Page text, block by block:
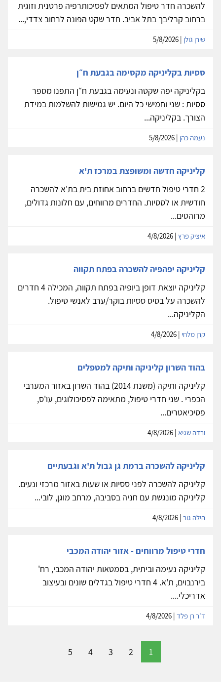
להשכרה חדר טיפול המתאים לפסיכותרפיה פרטנית וזוגית
ברחוב קרליבך בתל אביב. חדר שקט הפונה לרחוב צדדי,...
שירן גולן
ססיות בקליניקה מקסימה בגבעת ח״ן
בקליניקה יפה שקטה ונעימה בגבעת ח״ן התפנו מספר
ססיות : שני וחמישי כל היום. יש גמישות להשלמות במידת
הצורך. בקליניקה...
נעמה כהן
קליניקה חדשה ומשופצת במרכז ת'א
2 חדרי טיפול חדשים ברחוב אחוזת בית בת'א להשכרה
חודשית או לססיות. החדרים מרווחים, עם חלונות גדולים,
מרוהטים...
איציק פרץ
קליניקה יפהפיה להשכרה בפתח תקווה
קליניקה יוצאת דופן ביופיה בפתח תקווה, המכילה 4 חדרים
להשכרה על בסיס ססיות בוקר/ערב לאנשי טיפול.
הקליניקה...
קרן מלחי
בהוד השרון קליניקה ותיקה למטפלים
קליניקה ותיקה (משנת 2014) בהוד השרון באזור המערבי
הכפרי . שני חדרי טיפול, מתאימה לפסיכולוגים, עו'ס,
פסיכיאטרים...
ורדה שגיא
קליניקה להשכרה ברמת גן גבול ת'א וגבעתיים
קליניקה להשכרה לפני ססיות או שעות באזור מרכזי ונעים.
קליניקה מונגשת עם חניה בסביבה, מרחב מוגן, לובי...
הילה גור
חדרי טיפול מרווחים - אזור יהודה המכבי
קליניקה נעימה וביתית, בסמטאות יהודה המכבי, רח'
בירנבוים, ת'א. 4 חדרי טיפול בגדלים שונים ובעיצוב
אדריכלי....
ד'ר רן פלד
1
2
3
4
5